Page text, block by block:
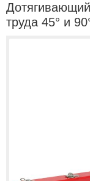
труда 45° и